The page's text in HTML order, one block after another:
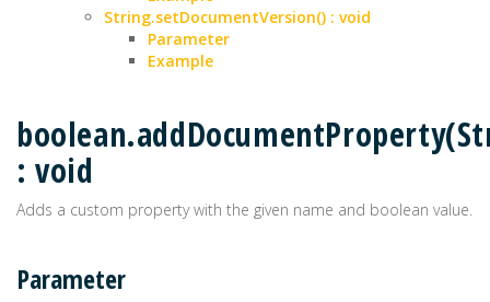
String.setDocumentVersion() : void
Parameter
Example
: void
Adds a custom property with the given name and boolean value.
Parameter